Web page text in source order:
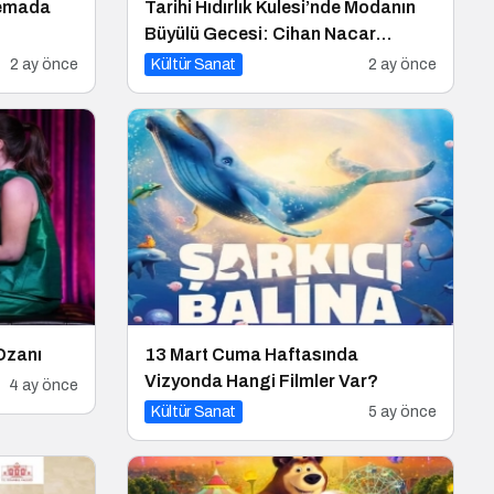
2 ay önce
Tarihi Hıdırlık Kulesi’nde Modanın
Büyülü Gecesi: Cihan Nacar
Defilesi
Kültür Sanat 2 ay önce
4 ay önce
13 Mart Cuma Haftasında
Vizyonda Hangi Filmler Var?
Kültür Sanat 5 ay önce